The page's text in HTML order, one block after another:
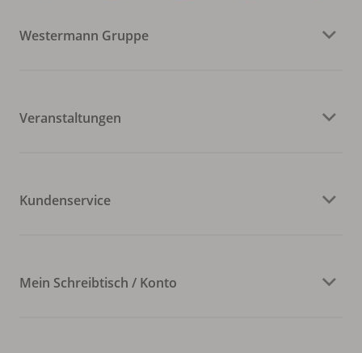
Westermann Gruppe
Veranstaltungen
Kundenservice
Mein Schreibtisch / Konto